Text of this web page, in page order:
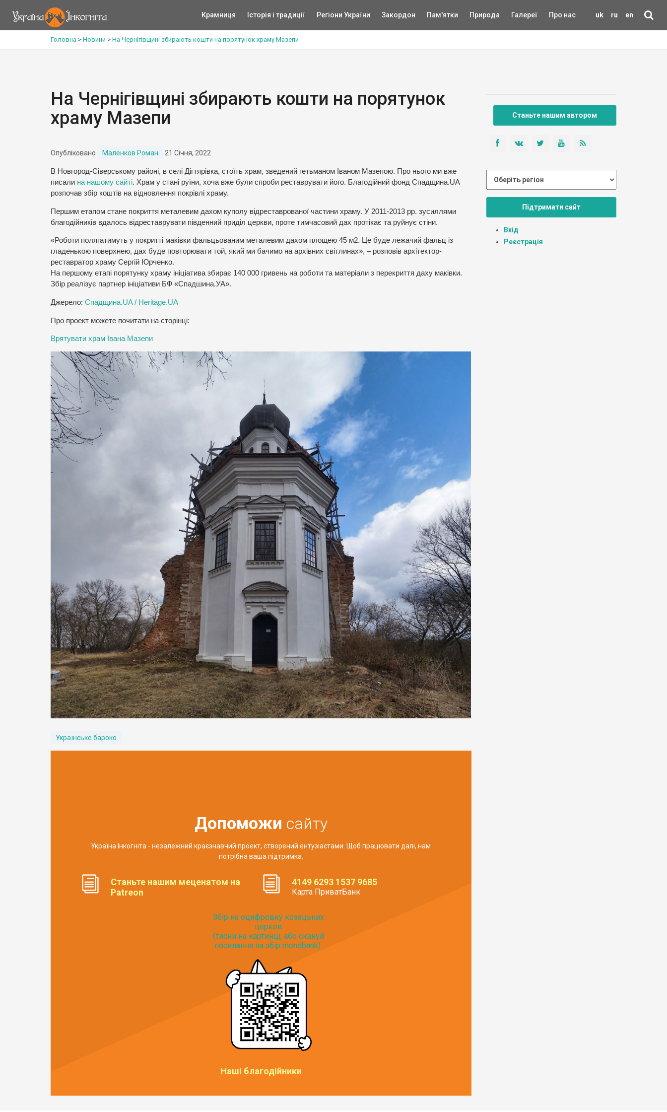
uk ru en
Крамниця Історія і традиції Регіони України Закордон Пам'ятки Природа Галереї Про нас
Головна > Новини > На Чернігівщині збирають кошти на порятунок храму Мазепи
На Чернігівщині збирають кошти на порятунок
храму Мазепи
Опубліковано Маленков Роман 21 Січня, 2022
В Новгород-Сіверському районі, в селі Дігтярівка, стоїть храм, зведений гетьманом Іваном Мазепою. Про нього ми вже
писали на нашому сайті. Храм у стані руїни, хоча вже були спроби реставрувати його. Благодійний фонд Спадщина.UA
розпочав збір коштів на відновлення покрівлі храму.
Першим етапом стане покриття металевим дахом куполу відреставрованої частини храму. У 2011-2013 рр. зусиллями
благодійників вдалось відреставрувати південний приділ церкви, проте тимчасовий дах протікає та руйнує стіни.
«Роботи полягатимуть у покритті маківки фальцьованим металевим дахом площею 45 м2. Це буде лежачий фальц із
гладенькою поверхнею, дах буде повторювати той, який ми бачимо на архівних світлинах», – розповів архітектор-
реставратор храму Сергій Юрченко.
На першому етапі порятунку храму ініціатива збирає 140 000 гривень на роботи та матеріали з перекриття даху маківки.
Збір реалізує партнер ініціативи БФ «Спадшина.УА».
Джерело: Спадщина.UA / Heritage.UA
Про проект можете почитати на сторінці:
Врятувати храм Івана Мазепи
Українське бароко
Допоможи сайту
Україна Інкогніта - незалежний краєзнавчий проект, створений ентузіастами. Щоб працювати далі, нам
потрібна ваша підтримка.
Станьте нашим меценатом на
Patreon
4149 6293 1537 9685
Карта ПриватБанк
Збір на оцифровку козацьких
церков
(тисни на картинці, або скануй
посилання на збір monobank):
Наші благодійники
Станьте нашим автором
Підтримати сайт
Вхід
Реєстрація